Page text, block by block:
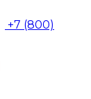
+7 (800)